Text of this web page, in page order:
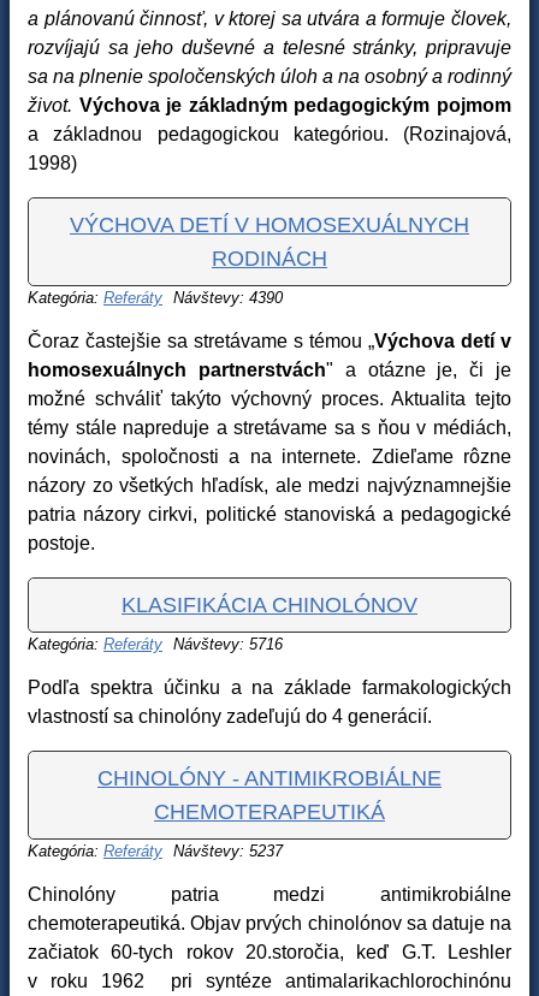
a plánovanú činnosť, v ktorej sa utvára a formuje človek,
rozvíjajú sa jeho duševné a telesné stránky, pripravuje
sa na plnenie spoločenských úloh a na osobný a rodinný
život. Výchova je základným pedagogickým pojmom
a základnou pedagogickou kategóriou. (Rozinajová,
1998)
VÝCHOVA DETÍ V HOMOSEXUÁLNYCH
RODINÁCH
Kategória: Referáty Návštevy: 4390
Čoraz častejšie sa stretávame s témou „Výchova detí v
homosexuálnych partnerstvách" a otázne je, či je
možné schváliť takýto výchovný proces. Aktualita tejto
témy stále napreduje a stretávame sa s ňou v médiách,
novinách, spoločnosti a na internete. Zdieľame rôzne
názory zo všetkých hľadísk, ale medzi najvýznamnejšie
patria názory cirkvi, politické stanoviská a pedagogické
postoje.
KLASIFIKÁCIA CHINOLÓNOV
Kategória: Referáty Návštevy: 5716
Podľa spektra účinku a na základe farmakologických
vlastností sa chinolóny zadeľujú do 4 generácií.
CHINOLÓNY - ANTIMIKROBIÁLNE
CHEMOTERAPEUTIKÁ
Kategória: Referáty Návštevy: 5237
Chinolóny patria medzi antimikrobiálne
chemoterapeutiká. Objav prvých chinolónov sa datuje na
začiatok 60-tych rokov 20.storočia, keď G.T. Leshler
v roku 1962 pri syntéze antimalarikachlorochinónu